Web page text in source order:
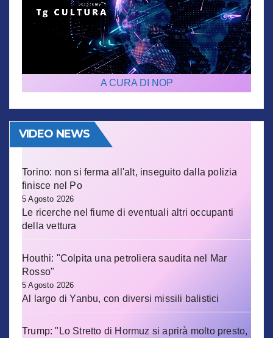
A CURA DI NOP
VIDEO NEWS
Torino: non si ferma all'alt, inseguito dalla polizia
finisce nel Po
5 Agosto 2026
Le ricerche nel fiume di eventuali altri occupanti
della vettura
Houthi: "Colpita una petroliera saudita nel Mar
Rosso"
5 Agosto 2026
Al largo di Yanbu, con diversi missili balistici
Trump: "Lo Stretto di Hormuz si aprirà molto presto,